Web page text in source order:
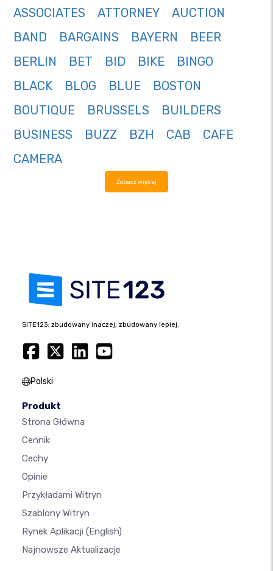
ASSOCIATES
ATTORNEY
AUCTION
BAND
BARGAINS BAYERN
BEER
BERLIN
BET BID BIKE
BINGO
BLACK
BLOG BLUE
BOSTON
BOUTIQUE
BRUSSELS
BUILDERS
BUSINESS
BUZZ BZH CAB
CAFE
CAMERA
Zobacz więcej
SITE123: zbudowany inaczej, zbudowany lepiej.
Polski
Produkt
Strona Główna
Cennik
Cechy
Opinie
Przykładami Witryn
Szablony Witryn
Rynek Aplikacji (English)
Najnowsze Aktualizacje